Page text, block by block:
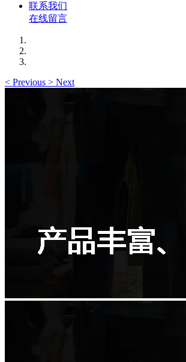
联系我们
在线留言
< Previous > Next